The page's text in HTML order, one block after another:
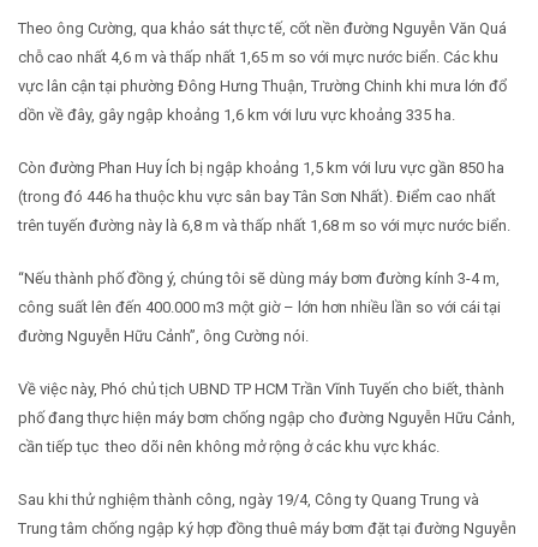
Theo ông Cường, qua khảo sát thực tế, cốt nền đường Nguyễn Văn Quá
chỗ cao nhất 4,6 m và thấp nhất 1,65 m so với mực nước biển. Các khu
vực lân cận tại phường Đông Hưng Thuận, Trường Chinh khi mưa lớn đổ
dồn về đây, gây ngập khoảng 1,6 km với lưu vực khoảng 335 ha.
Còn đường Phan Huy Ích bị ngập khoảng 1,5 km với lưu vực gần 850 ha
(trong đó 446 ha thuộc khu vực sân bay Tân Sơn Nhất). Điểm cao nhất
trên tuyến đường này là 6,8 m và thấp nhất 1,68 m so với mực nước biển.
“Nếu thành phố đồng ý, chúng tôi sẽ dùng máy bơm đường kính 3-4 m,
công suất lên đến 400.000 m3 một giờ – lớn hơn nhiều lần so với cái tại
đường Nguyễn Hữu Cảnh”, ông Cường nói.
Về việc này, Phó chủ tịch UBND TP HCM Trần Vĩnh Tuyến cho biết, thành
phố đang thực hiện máy bơm chống ngập cho đường Nguyễn Hữu Cảnh,
cần tiếp tục theo dõi nên không mở rộng ở các khu vực khác.
Sau khi thử nghiệm thành công, ngày 19/4, Công ty Quang Trung và
Trung tâm chống ngập ký hợp đồng thuê máy bơm đặt tại đường Nguyễn